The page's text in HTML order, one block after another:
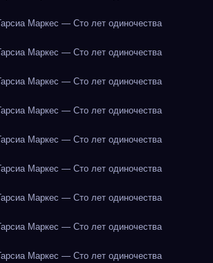
Маркес — Сто лет одиночества
Маркес — Сто лет одиночества
Маркес — Сто лет одиночества
Маркес — Сто лет одиночества
Маркес — Сто лет одиночества
Маркес — Сто лет одиночества
Маркес — Сто лет одиночества
Маркес — Сто лет одиночества
Маркес — Сто лет одиночества